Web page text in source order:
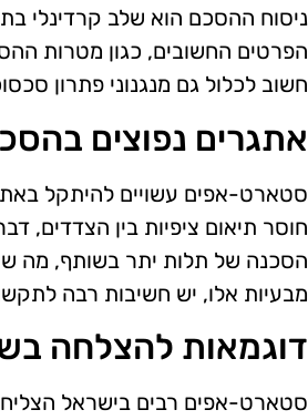
ניסוח ההסכם הוא שלב קרדינלי
הפרטים החשובים, כגון מטרות
חשוב לכלול גם מנגנוני פתרון
אתגרים נפוצים
סטארט-אפים עשויים להיתקל
חוסר תיאום ציפיות בין הצדדים,
הסכנה של תלות יתר בשותף, מה
מבעיות אלו, יש חשיבות רבה
דוגמאות להצלחה
סטארט-אפים רבים בישראל הצליחו